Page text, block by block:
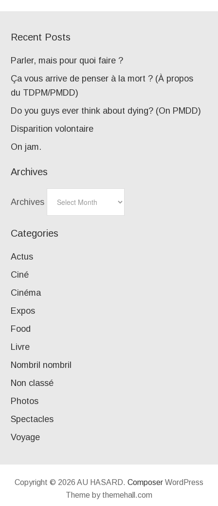
Recent Posts
Parler, mais pour quoi faire ?
Ça vous arrive de penser à la mort ? (À propos
du TDPM/PMDD)
Do you guys ever think about dying? (On PMDD)
Disparition volontaire
On jam.
Archives
Archives
Categories
Actus
Ciné
Cinéma
Expos
Food
Livre
Nombril nombril
Non classé
Photos
Spectacles
Voyage
Copyright © 2026 AU HASARD. Composer WordPress
Theme by themehall.com